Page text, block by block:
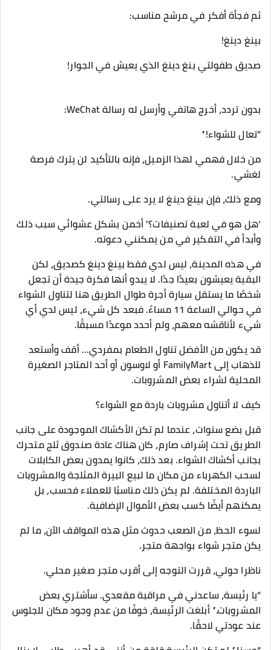
ثم فجأة أفكر في مرشح مناسب:
بينغ دينغ!
صديق طفولتي بنغ دينغ الذي يعيش في الجوار!
بدون تردد، أخرج هاتفي وأرسل له رسالة WeChat:
“تعال للشواء!”
من خلال فهمي لهذا الزميل، فإنه بالتأكيد لن يترك فرصة
لغشي.
ومع ذلك، فإن بينغ دينغ لا يرد على رسالتي.
‘هل هو في لعبة تصنيفات؟’ أخمن بشكل عشوائي سبب ذلك
وأبدأ في التفكير في من يمكنني دعوته.
في هذه المدينة، ليس لدي فقط بينغ دينغ كصديق، لكن
البقية يعيشون بعيدًا جدًا. لا يبدو أنها فكرة جيدة أن تجعل
شخصًا ما يستقل سيارة أجرة طوال الطريق هنا لتناول الشواء
في حوالي الساعة 11 مساءً. فبعد كل شيء، ليس لدي أي
شيء لأناقشه معهم، ولم أحدد موعدًا مسبقًا.
قد يكون من الأفضل تناول الطعام بمفردي… أقف وأستعد
للذهاب إلى FamilyMart أو لاوسون أو أحد المتاجر الصغيرة
المحلية لشراء بعض المشروبات.
كيف لا أتناول مشروبات باردة مع الشواء؟
قبل بضع سنوات، عندما لم تكن الأكشاك الموجودة على جانب
الطريق تحت إشراف صارم، كان هناك عادة صندوق ثلج متحرك
بجانب أكشاك الشواء. بعد ذلك، كانوا يمدون بعض الكابلات
لسحب الكهرباء من مكان ما لبيع البيرة المثلجة والمشروبات
الباردة المختلفة. لم يكن ذلك مناسبًا للعملاء فحسب، بل
يمكنهم أيضًا كسب بعض الأموال الإضافية.
لسوء الحظ، من الصعب حدوث مثل هذه المواقف الآن، ما لم
يكن متجر شواء بواجهة متجر.
ناظرا حولي، قررت التوجه إلى أقرب متجر صغير محلي.
“يا رئيسة، ساعدني في مراقبة مقعدي. سأشتري بعض
المشروبات.” أبلغت الرئيسة، خوفًا من عدم وجود مكان للجلوس
عند عودتي لاحقًا.